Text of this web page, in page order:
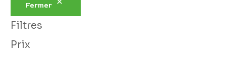
Fermer
Filtres
Prix